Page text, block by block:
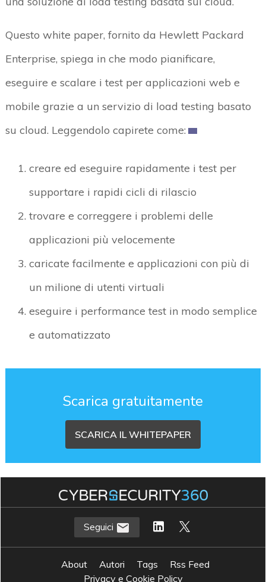
Questo white paper, fornito da Hewlett Packard
Enterprise, spiega in che modo pianificare,
eseguire e scalare i test per applicazioni web e
mobile grazie a un servizio di load testing basato
su cloud. Leggendolo capirete come:
creare ed eseguire rapidamente i test per
supportare i rapidi cicli di rilascio
trovare e correggere i problemi delle
applicazioni più velocemente
caricate facilmente e applicazioni con più di
un milione di utenti virtuali
eseguire i performance test in modo semplice
e automatizzato
Scarica gratuitamente
SCARICA IL WHITEPAPER
Seguici
About Autori Tags
Rss Feed
Privacy e Cookie Policy